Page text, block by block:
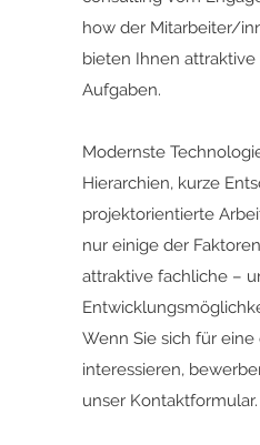
how der Mitarbeiter/
bieten Ihnen
Aufgaben.
Modernste
Hierarchien, kurze
projektorientierte
nur einige der
attraktive fachliche –
Wenn Sie sich für eine
interessieren,
unser Kontaktformular.